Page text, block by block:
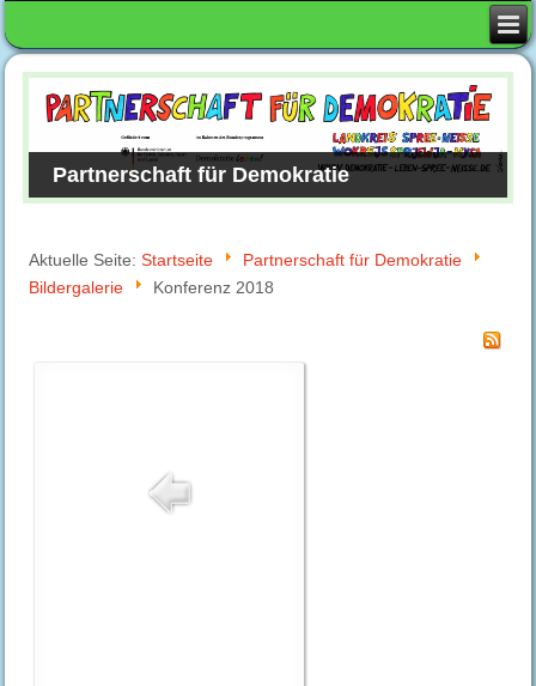
Partnerschaft für Demokratie
Aktuelle Seite:Startseite
Partnerschaft für Demokratie
Bildergalerie
Konferenz 2018